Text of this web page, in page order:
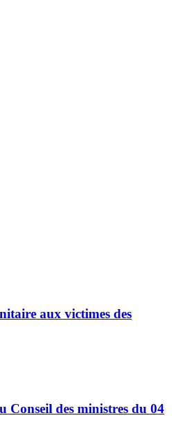
aux victimes des
Conseil des ministres du 04